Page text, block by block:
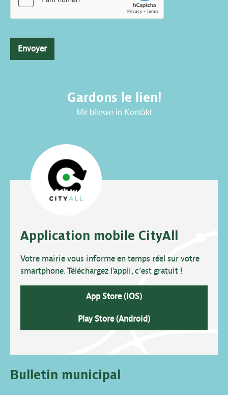
Envoyer
Gardons le lien!
Mìr bliewe ìn Kontàkt
Application mobile CityAll
Votre mairie vous informe en temps réel sur votre
smartphone. Téléchargez l’appli, c’est gratuit !
App Store (iOS)
Play Store (Android)
Bulletin municipal